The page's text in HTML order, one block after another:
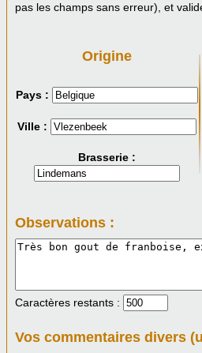
pas les champs sans erreur), et
Origine
Pays :
Ville :
Brasserie :
Observations :
Caractères restants :
Vos commentaires divers